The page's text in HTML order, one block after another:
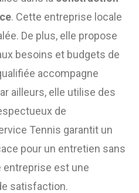
. Cette entreprise locale
De plus, elle propose
besoins et budgets de
accompagne
ailleurs, elle utilise des
de
Tennis garantit un
pour un entretien sans
entreprise est une
satisfaction.